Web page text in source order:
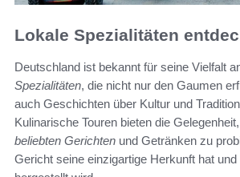
Lokale Spezialitäten
Deutschland ist bekannt für seine Vielfalt
Spezialitäten, die nicht nur den Gaumen
auch Geschichten über Kultur und
Kulinarische Touren bieten die
beliebten Gerichten und Getränken zu
Gericht seine einzigartige Herkunft hat